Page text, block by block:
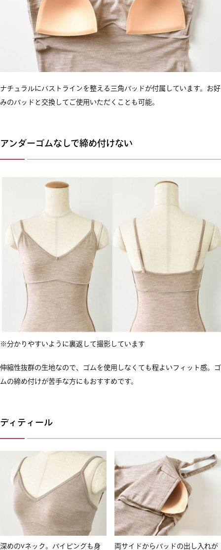
ナチュラルにバストラインを整える三角パッドが付属しています。お好
みのパッドと交換してご使用いただくことも可能。
アンダーゴムなしで締め付けない
※分かりやすいように裏返して撮影しています
伸縮性抜群の生地なので、ゴムを使用しなくても程よいフィット感。ゴ
ムの締め付けが苦手な方にもおすすめです。
ディティール
深めのVネック。パイピングも身 両サイドからパッドの出し入れが